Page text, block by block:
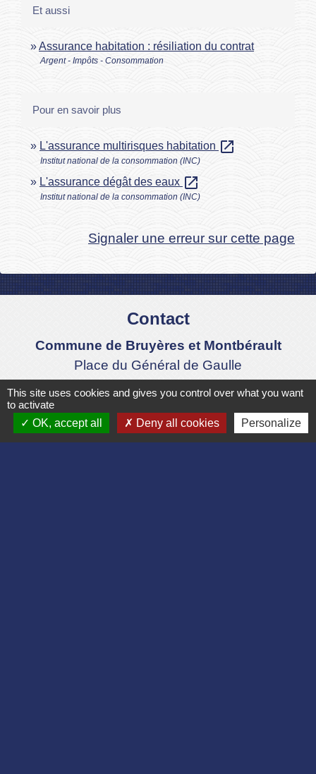
Et aussi
Assurance habitation : résiliation du contrat
Argent - Impôts - Consommation
Pour en savoir plus
L'assurance multirisques habitation open_in_new
Institut national de la consommation (INC)
L'assurance dégât des eaux open_in_new
Institut national de la consommation (INC)
Signaler une erreur sur cette page
Contact
Commune de Bruyères et Montbérault
Place du Général de Gaulle
02860 Bruyères-et-Montbérault - FRANCE
Formulaire de contact
This site uses cookies and gives you control over what you want
to activate
OK, accept all
Deny all cookies Personalize